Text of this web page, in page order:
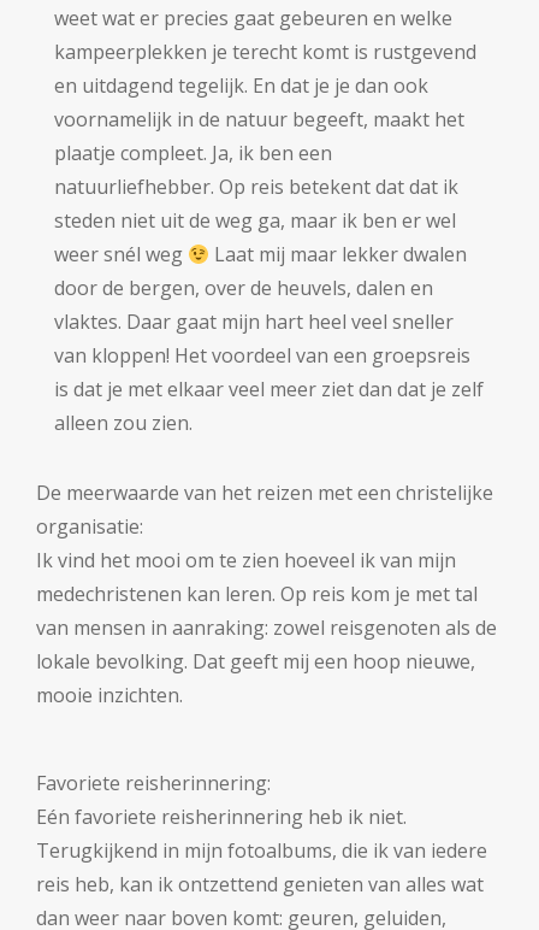
weet wat er precies gaat gebeuren en welke
kampeerplekken je terecht komt is rustgevend
en uitdagend tegelijk. En dat je je dan ook
voornamelijk in de natuur begeeft, maakt het
plaatje compleet. Ja, ik ben een
natuurliefhebber. Op reis betekent dat dat ik
steden niet uit de weg ga, maar ik ben er wel
weer snél weg
Laat mij maar lekker dwalen
door de bergen, over de heuvels, dalen en
vlaktes. Daar gaat mijn hart heel veel sneller
van kloppen! Het voordeel van een groepsreis
is dat je met elkaar veel meer ziet dan dat je zelf
alleen zou zien.
De meerwaarde van het reizen met een christelijke
organisatie:
Ik vind het mooi om te zien hoeveel ik van mijn
medechristenen kan leren. Op reis kom je met tal
van mensen in aanraking: zowel reisgenoten als de
lokale bevolking. Dat geeft mij een hoop nieuwe,
mooie inzichten.
Favoriete reisherinnering:
Eén favoriete reisherinnering heb ik niet.
Terugkijkend in mijn fotoalbums, die ik van iedere
reis heb, kan ik ontzettend genieten van alles wat
dan weer naar boven komt: geuren, geluiden,